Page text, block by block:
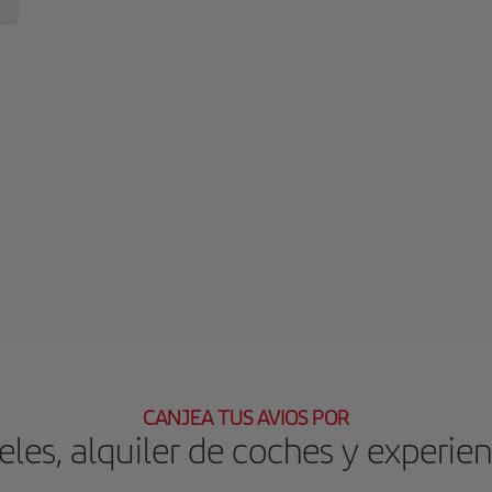
CANJEA TUS AVIOS POR
alquiler de coches y